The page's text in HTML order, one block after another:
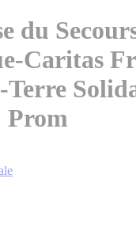
du
Caritas